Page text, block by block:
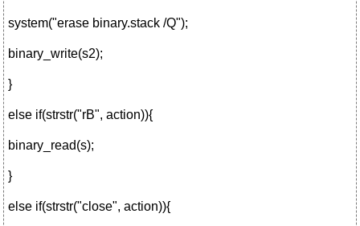
system("erase binary.stack /Q");
binary_write(s2);
}
else if(strstr("rB", action)){
binary_read(s);
}
else if(strstr("close", action)){